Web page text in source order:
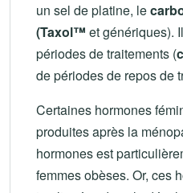
un sel de platine, le
(Taxol™ et génériques).
périodes de traitements (
de périodes de repos de
Certaines hormones
produites après la
hormones est
femmes obèses. Or, ces